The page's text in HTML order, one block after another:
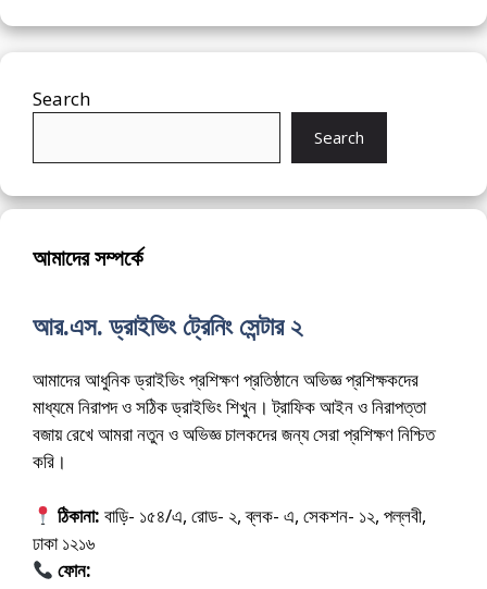
Search
Search
আমাদের সম্পর্কে
আর.এস. ড্রাইভিং ট্রেনিং সেন্টার ২
আমাদের আধুনিক ড্রাইভিং প্রশিক্ষণ প্রতিষ্ঠানে অভিজ্ঞ প্রশিক্ষকদের
মাধ্যমে নিরাপদ ও সঠিক ড্রাইভিং শিখুন। ট্রাফিক আইন ও নিরাপত্তা
বজায় রেখে আমরা নতুন ও অভিজ্ঞ চালকদের জন্য সেরা প্রশিক্ষণ নিশ্চিত
করি।
ঠিকানা: বাড়ি- ১৫৪/এ, রোড- ২, ব্লক- এ, সেকশন- ১২, পল্লবী,
ঢাকা ১২১৬
ফোন: